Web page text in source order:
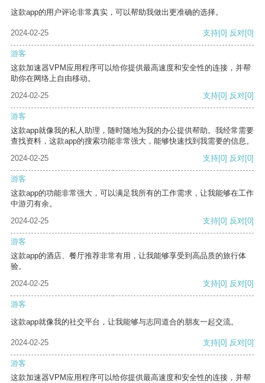
这款app的用户评论非常真实，可以帮助我做出更准确的选择。
2024-02-25 支持[0] 反对[0]
游客
这款加速器VPM应用程序可以给你提供最高速度和安全性的连接，并帮
助你在网络上自由移动。
2024-02-25
支持[0] 反对[0]
游客
这款app就像我的私人助理，随时随地为我的办公提供帮助。我经常需要
查找资料，这款app的搜索功能非常强大，能够快速找到我需要的信息。
2024-02-25
支持[0] 反对[0]
游客
这款app的功能非常强大，可以满足我所有的工作需求，让我能够在工作
中游刃有余。
2024-02-25
支持[0] 反对[0]
游客
这款app的酒店、餐厅推荐非常有用，让我能够享受到高品质的旅行体
验。
2024-02-25
支持[0] 反对[0]
游客
这款app就像我的社交平台，让我能够与志同道合的朋友一起交流。
2024-02-25 支持[0] 反对[0]
游客
这款加速器VPM应用程序可以给你提供最高速度和安全性的连接，并帮